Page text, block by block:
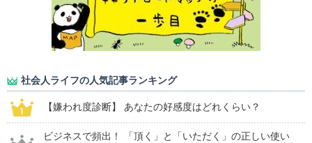
社会人ライフの人気記事ランキング
【嫌われ度診断】 あなたの好感度はどれくらい？
ビジネスで頻出！ 「頂く」と「いただく」の正しい使い